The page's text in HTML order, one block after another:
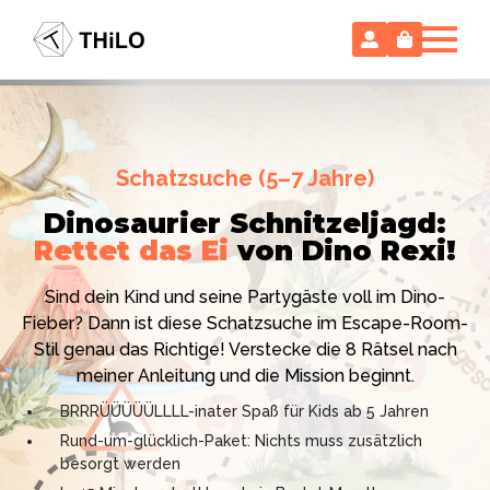
Hollywood-Action im
Kinderzimmer – ohne
Vorbereitungsstress!
Ich bin THiLO, "Dein SPIEGEL"-Bestseller-Autor und
TV-Profi (ZDF "1, 2 oder 3"). Entdecke jetzt meine
Schatzsuchen und Escape Rooms zum Sofort-
Download. Und natürlich meine Ebooks.
Schatzsuche (5–7 Jahre)
Dinosaurier Schnitzeljagd:
Rettet das Ei von Dino Rexi!
Sind dein Kind und seine Partygäste voll im Dino-
Fieber? Dann ist diese Schatzsuche im Escape-Room-
Stil genau das Richtige! Verstecke die 8 Rätsel nach
meiner Anleitung und die Mission beginnt.
BRRRÜÜÜÜÜLLLL-inater Spaß für Kids ab 5 Jahren
Rund-um-glücklich-Paket: Nichts muss zusätzlich
besorgt werden
Escape Room (ab 8 oder 12 Jahre)
Locked-up Agents: Im Labor
des Virologen
Das gab es noch nie: Verwandele dein Zuhause in ein
High-Tech Labor! Unser 24-seitiges PDF enthält alles:
Mission, Agentenausweise, Rätsel und Requisiten.
Knackt den Fall in 90 Minuten!
Kniffliger Rätselspaß für 2 bis 6 Spieler (8 - 11 oder 12–
99 Jahre)
Professionelles PDF: Agentenausweise & Schilder
inklusive